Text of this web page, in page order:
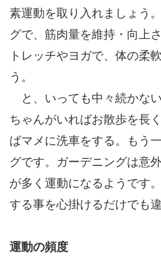
素運動を取り入れましょう
グで、筋肉量を維持・向上
トレッチやヨガで、体の柔
う。
と、いっても中々続かな
ちゃんがいればお散歩を長
ばマメに洗車をする。もう
グです。ガーデニングは意
が多く運動になるようです
する事を心掛けるだけでも
運動の頻度